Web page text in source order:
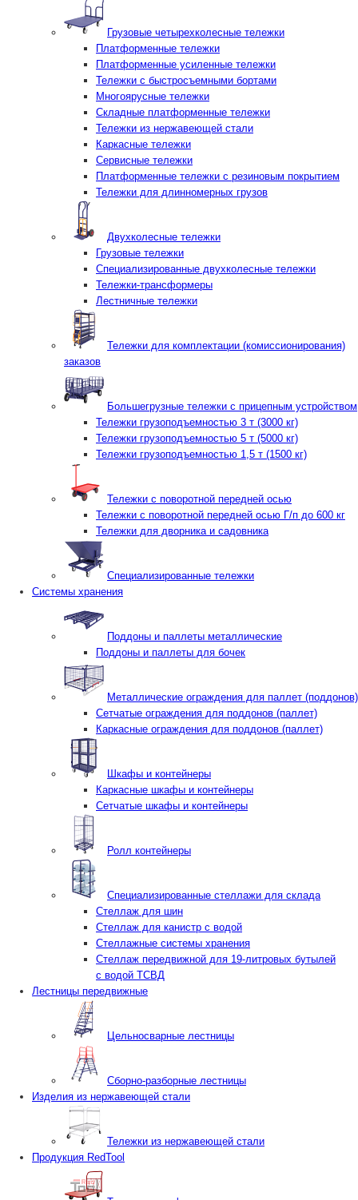
Грузовые четырехколесные тележки
Платформенные тележки
Платформенные усиленные тележки
Тележки с быстросъемными бортами
Многоярусные тележки
Складные платформенные тележки
Тележки из нержавеющей стали
Каркасные тележки
Сервисные тележки
Платформенные тележки с резиновым покрытием
Тележки для длинномерных грузов
Двухколесные тележки
Грузовые тележки
Специализированные двухколесные тележки
Тележки-трансформеры
Лестничные тележки
Тележки для комплектации (комиссионирования)
заказов
Большегрузные тележки с прицепным устройством
Тележки грузоподъемностью 3 т (3000 кг)
Тележки грузоподъемностью 5 т (5000 кг)
Тележки грузоподъемностью 1,5 т (1500 кг)
Тележки с поворотной передней осью
Тележки с поворотной передней осью Г/п до 600 кг
Тележки для дворника и садовника
Специализированные тележки
Системы хранения
Поддоны и паллеты металлические
Поддоны и паллеты для бочек
Металлические ограждения для паллет (поддонов)
Сетчатые ограждения для поддонов (паллет)
Каркасные ограждения для поддонов (паллет)
Шкафы и контейнеры
Каркасные шкафы и контейнеры
Сетчатые шкафы и контейнеры
Ролл контейнеры
Специализированные стеллажи для склада
Стеллаж для шин
Стеллаж для канистр с водой
Стеллажные системы хранения
Стеллаж передвижной для 19-литровых бутылей
с водой ТСВД
Лестницы передвижные
Цельносварные лестницы
Сборно-разборные лестницы
Изделия из нержавеющей стали
Тележки из нержавеющей стали
Продукция RedTool